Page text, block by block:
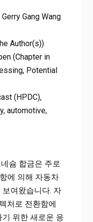
Gang Wang
Author(s))
(Chapter in
Potential
(HPDC),
automotive,
슘 합금은 주로
에 의해 자동차
여왔습니다. 자
처로 전환함에
위한 새로운 응